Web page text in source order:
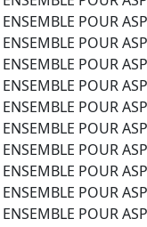
POUR
POUR
POUR
POUR
POUR
POUR
POUR
POUR
POUR
POUR